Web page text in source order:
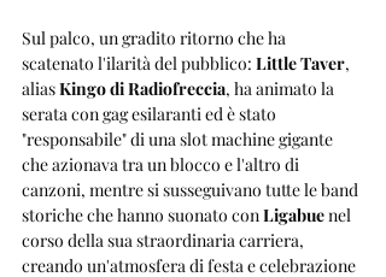
Sul palco, un gradito ritorno che ha
scatenato l'ilarità del pubblico: Little Taver,
alias Kingo di Radiofreccia, ha animato la
serata con gag esilaranti ed è stato
"responsabile" di una slot machine gigante
che azionava tra un blocco e l'altro di
canzoni, mentre si susseguivano tutte le band
storiche che hanno suonato con Ligabue nel
corso della sua straordinaria carriera,
creando un'atmosfera di festa e celebrazione